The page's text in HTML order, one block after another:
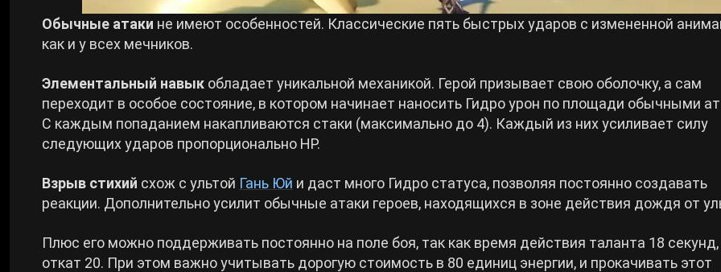
Обычные атаки не имеют особенностей. Классические пять быстрых ударов с измененной
как и у всех мечников.
Элементальный навык обладает уникальной механикой. Герой призывает свою оболочку, а сам
переходит в особое состояние, в котором начинает наносить Гидро урон по площади обычными
С каждым попаданием накапливаются стаки (максимально до 4). Каждый из них усиливает силу
следующих ударов пропорционально HP.
Взрыв стихий схож с ультой Гань Юй и даст много Гидро статуса, позволяя постоянно создавать
реакции. Дополнительно усилит обычные атаки героев, находящихся в зоне действия дождя от
Плюс его можно поддерживать постоянно на поле боя, так как время действия таланта 18 секунд,
откат 20. При этом важно учитывать дорогую стоимость в 80 единиц энергии, и прокачивать этот